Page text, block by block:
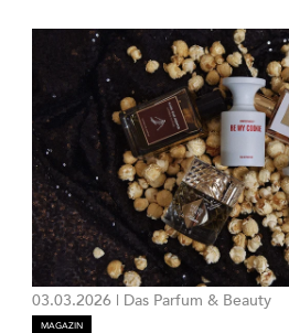
03.03.2026 | Das Parfum & Beauty
MAGAZIN